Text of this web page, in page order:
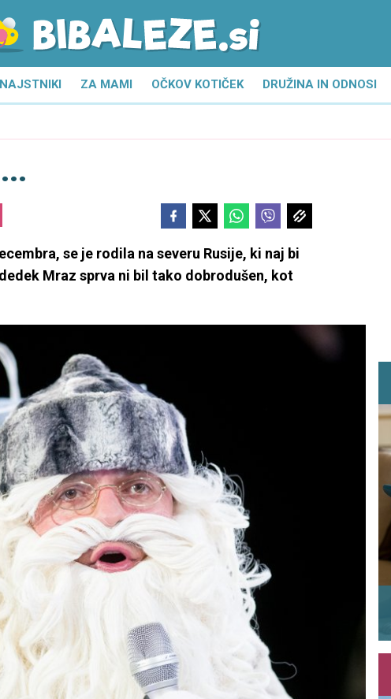
NAJSTNIKI ZA MAMI OČKOV KOTIČEK DRUŽINA IN ODNOSI
se je rodila na severu Rusije, ki naj bi
Mraz sprva ni bil tako dobrodušen, kot